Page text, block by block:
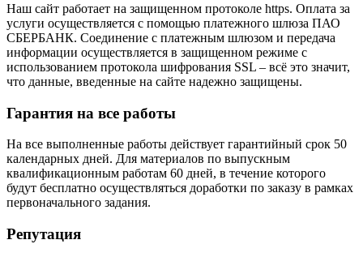
Наш сайт работает на защищенном протоколе https. Оплата за
услуги осуществляется с помощью платежного шлюза ПАО
СБЕРБАНК. Соединение с платежным шлюзом и передача
информации осуществляется в защищенном режиме с
использованием протокола шифрования SSL – всё это значит,
что данные, введенные на сайте надежно защищены.
Гарантия на все работы
На все выполненные работы действует гарантийный срок 50
календарных дней. Для материалов по выпускным
квалификационным работам 60 дней, в течение которого
будут бесплатно осуществляться доработки по заказу в рамках
первоначального задания.
Репутация